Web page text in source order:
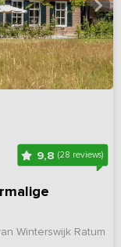
9,8 (28 reviews)
Winterswijk Ratum